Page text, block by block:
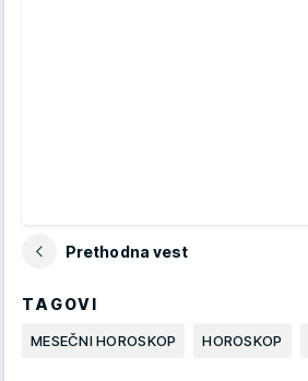
Prethodna vest
TAGOVI
MESEČNI HOROSKOP HOROSKOP